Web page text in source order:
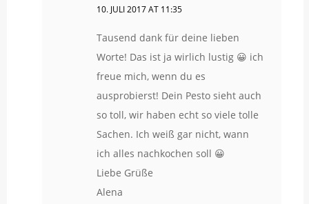
10. JULI 2017 AT 11:35
Tausend dank für deine lieben
Worte! Das ist ja wirlich lustig 😀 ich
freue mich, wenn du es
ausprobierst! Dein Pesto sieht auch
so toll, wir haben echt so viele tolle
Sachen. Ich weiß gar nicht, wann
ich alles nachkochen soll 😀
Liebe Grüße
Alena